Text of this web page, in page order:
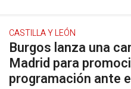
CASTILLA Y LEÓN
Burgos lanza una
Madrid para
programación ante